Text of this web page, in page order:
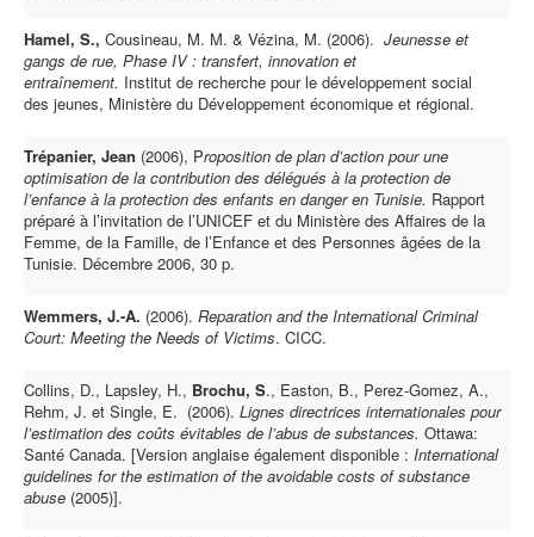
Hamel, S., Cousineau, M. M. & Vézina, M. (2006). Jeunesse et
gangs de rue, Phase IV : transfert, innovation et
entraînement. Institut de recherche pour le développement social
des jeunes, Ministère du Développement économique et régional.
Trépanier, Jean (2006), Proposition de plan d’action pour une
optimisation de la contribution des délégués à la protection de
l’enfance à la protection des enfants en danger en Tunisie. Rapport
préparé à l’invitation de l’UNICEF et du Ministère des Affaires de la
Femme, de la Famille, de l’Enfance et des Personnes âgées de la
Tunisie. Décembre 2006, 30 p.
Wemmers, J.-A. (2006). Reparation and the International Criminal
Court: Meeting the Needs of Victims. CICC.
Collins, D., Lapsley, H., Brochu, S., Easton, B., Perez-Gomez, A.,
Rehm, J. et Single, E. (2006). Lignes directrices internationales pour
l’estimation des coûts évitables de l’abus de substances. Ottawa:
Santé Canada. [Version anglaise également disponible : International
guidelines for the estimation of the avoidable costs of substance
abuse (2005)].